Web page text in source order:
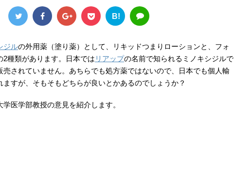
B!
ジルの外用薬（塗り薬）として、リキッドつまりローションと、フォ
2種類があります。日本では リアップの名前で知られるミノキシジルで
売されていません。あちらでも処方薬ではないので、日本でも個人輸
ますが、そもそもどちらが良いとかあるのでしょうか？
医学部教授の意見を紹介します。